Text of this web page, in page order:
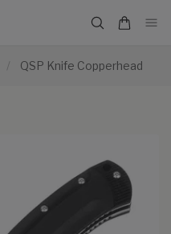
/ QSP Knife Copperhead